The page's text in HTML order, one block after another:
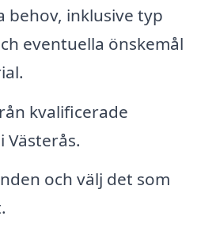
behov, inklusive typ
eventuella önskemål
kvalificerade
och välj det som